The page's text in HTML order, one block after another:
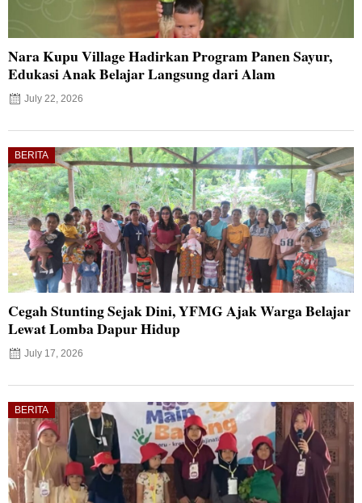
Nara Kupu Village Hadirkan Program Panen Sayur,
Edukasi Anak Belajar Langsung dari Alam
July 22, 2026
BERITA
Cegah Stunting Sejak Dini, YFMG Ajak Warga Belajar
Lewat Lomba Dapur Hidup
July 17, 2026
BERITA